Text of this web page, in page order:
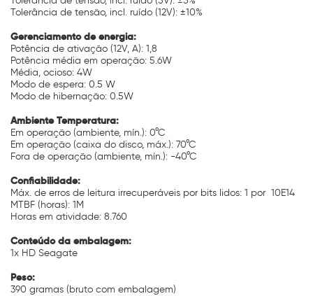
Tolerância de tensão, incl. ruído (12V): ±10%
Gerenciamento de energia:
Potência de ativação (12V, A): 1,8
Potência média em operação: 5.6W
Média, ocioso: 4W
Modo de espera: 0.5 W
Modo de hibernação: 0.5W
Ambiente Temperatura:
Em operação (ambiente, mín.): 0°C
Em operação (caixa do disco, máx.): 70°C
Fora de operação (ambiente, mín.): -40°C
Confiabilidade:
Máx. de erros de leitura irrecuperáveis por bits lidos: 1 por 10E14
MTBF (horas): 1M
Horas em atividade: 8.760
Conteúdo da embalagem:
1x HD Seagate
Peso:
390 gramas (bruto com embalagem)